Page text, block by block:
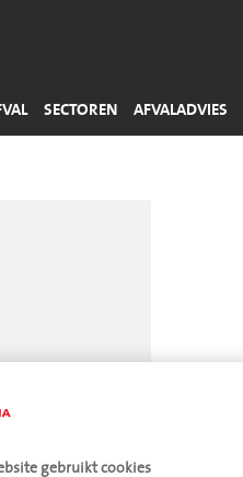
SECTOREN AFVALADVIES
gebruikt cookies